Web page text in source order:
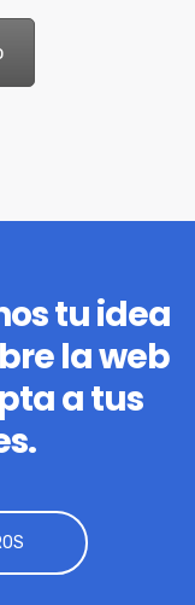
tu idea
la web
a tus